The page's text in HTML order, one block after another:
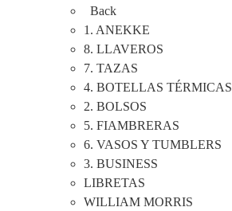
Back
1. ANEKKE
8. LLAVEROS
7. TAZAS
4. BOTELLAS TÉRMICAS
2. BOLSOS
5. FIAMBRERAS
6. VASOS Y TUMBLERS
3. BUSINESS
LIBRETAS
WILLIAM MORRIS